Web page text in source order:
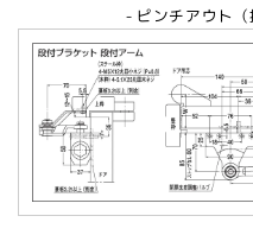
- ピンチアウト